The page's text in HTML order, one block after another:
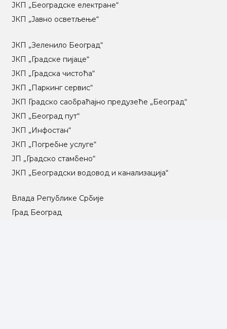
ЈКП „Београдске електране“
ЈКП „Јавно осветљење“
ЈКП „Зеленило Београд“
ЈКП „Градске пијаце“
ЈКП „Градска чистоћа“
ЈКП „Паркинг сервис“
ЈКП Градско саобраћајно предузеће „Београд“
ЈКП „Београд пут“
ЈКП „Инфостан“
ЈКП „Погребне услуге“
ЈП „Градско стамбено“
ЈКП „Београдски водовод и канализација“
Влада Републике Србије
Град Београд